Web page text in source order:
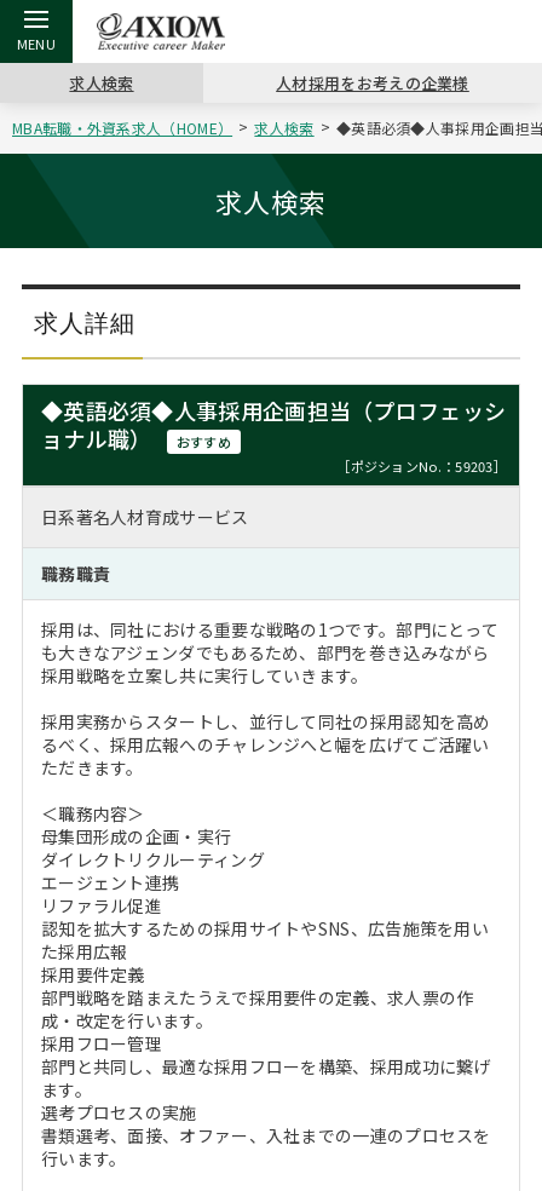
戻る
アクシアムの特長
戻る
コンサ
サービス案内
戻る
キャリ
コンサルタントの紹介
戻る
キャリア支援 TOP
キャリアデザイン講座
（最新求人市場動向）
戻る
MBAの
ステージ別アドバイス
MBAの転職事例
MBA留学生数の推移
戻る
日本か
インターン受入企業一覧
MBAを生かす求人特集
戻る
転職ツール TOP
英文レジュメの書き方
戻る
パワー
職務経歴書の書き方
よくある面接Q&A集
戻る
転職コラム TOP
“展”職相談室
転職市場の明日をよめ
転職成功への4つの鍵
注目企業インタビュー
戻る
イベント・セミナー TOP
ジョブフェア
キャリアデザインセミナー
キャリアフォーラム
Career Talk Live
MBA NETWORKING
戻る
会社概要 TOP
沿革
主なクライアント
採用情報
ニュースリリース
求人検索 人材採用をお考えの企業様
MBA転職・外資系求人（HOME） 求人検索 ◆英語必須◆人事採用企画担
求人検索
求人詳細
◆英語必須◆人事採用企画担当（プロフェッシ
ョナル職）
おすすめ
［ポジションNo.：59203］
日系著名人材育成サービス
職務職責
採用は、同社における重要な戦略の1つです。部門にとって
も大きなアジェンダでもあるため、部門を巻き込みながら
採用戦略を立案し共に実行していきます。
採用実務からスタートし、並行して同社の採用認知を高め
るべく、採用広報へのチャレンジへと幅を広げてご活躍い
ただきます。
＜職務内容＞
母集団形成の企画・実行
ダイレクトリクルーティング
エージェント連携
リファラル促進
認知を拡大するための採用サイトやSNS、広告施策を用い
た採用広報
採用要件定義
部門戦略を踏まえたうえで採用要件の定義、求人票の作
成・改定を行います。
採用フロー管理
部門と共同し、最適な採用フローを構築、採用成功に繋げ
ます。
選考プロセスの実施
書類選考、面接、オファー、入社までの一連のプロセスを
行います。